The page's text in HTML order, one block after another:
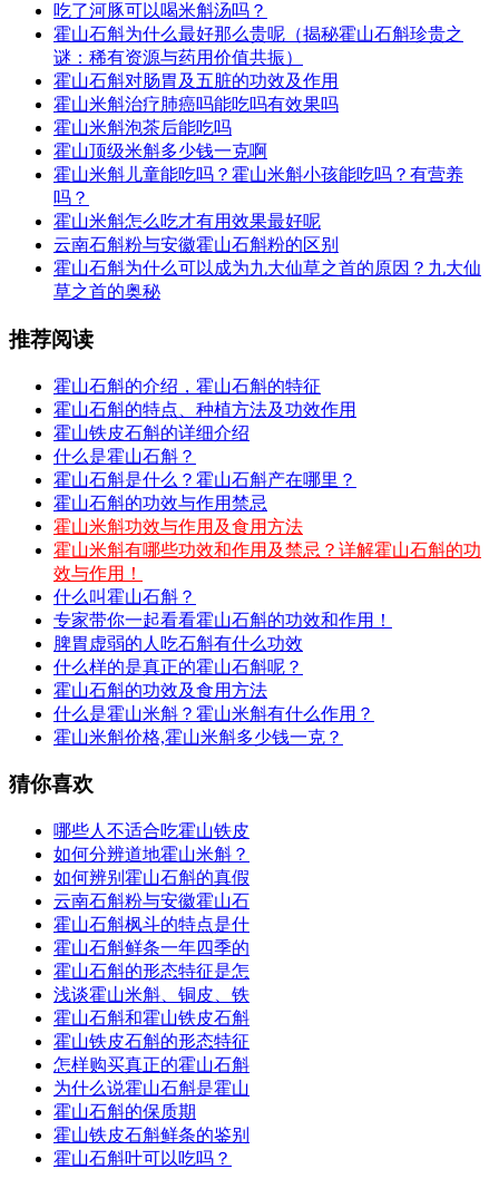
吃了河豚可以喝米斛汤吗？
霍山石斛为什么最好那么贵呢（揭秘霍山石斛珍贵之
谜：稀有资源与药用价值共振）
霍山石斛对肠胃及五脏的功效及作用
霍山米斛治疗肺癌吗能吃吗有效果吗
霍山米斛泡茶后能吃吗
霍山顶级米斛多少钱一克啊
霍山米斛儿童能吃吗？霍山米斛小孩能吃吗？有营养
吗？
霍山米斛怎么吃才有用效果最好呢
云南石斛粉与安徽霍山石斛粉的区别
霍山石斛为什么可以成为九大仙草之首的原因？九大仙
草之首的奥秘
推荐阅读
霍山石斛的介绍，霍山石斛的特征
霍山石斛的特点、种植方法及功效作用
霍山铁皮石斛的详细介绍
什么是霍山石斛？
霍山石斛是什么？霍山石斛产在哪里？
霍山石斛的功效与作用禁忌
霍山米斛功效与作用及食用方法
霍山米斛有哪些功效和作用及禁忌？详解霍山石斛的功
效与作用！
什么叫霍山石斛？
专家带你一起看看霍山石斛的功效和作用！
脾胃虚弱的人吃石斛有什么功效
什么样的是真正的霍山石斛呢？
霍山石斛的功效及食用方法
什么是霍山米斛？霍山米斛有什么作用？
霍山米斛价格,霍山米斛多少钱一克？
猜你喜欢
哪些人不适合吃霍山铁皮
如何分辨道地霍山米斛？
如何辨别霍山石斛的真假
云南石斛粉与安徽霍山石
霍山石斛枫斗的特点是什
霍山石斛鲜条一年四季的
霍山石斛的形态特征是怎
浅谈霍山米斛、铜皮、铁
霍山石斛和霍山铁皮石斛
霍山铁皮石斛的形态特征
怎样购买真正的霍山石斛
为什么说霍山石斛是霍山
霍山石斛的保质期
霍山铁皮石斛鲜条的鉴别
霍山石斛叶可以吃吗？